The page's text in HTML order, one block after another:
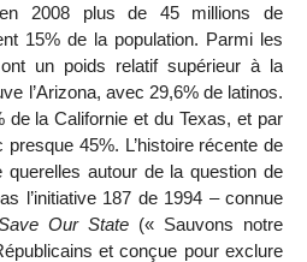
2008 plus de 45 millions de
15% de la population. Parmi les
un poids relatif supérieur à la
l’Arizona, avec 29,6% de latinos.
de la Californie et du Texas, et par
45%. L’histoire récente de
autour de la question de
l’initiative 187 de 1994 – connue
Our State (« Sauvons notre
et conçue pour exclure